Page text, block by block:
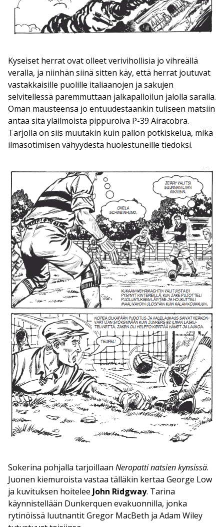
Kyseiset herrat ovat olleet verivihollisia jo vihreällä
veralla, ja niinhän siinä sitten käy, että herrat joutuvat
vastakkaisille puolille italiaanojen ja sakujen
selvitellessä paremmuttaan jalkapalloilun jalolla saralla.
Oman mausteensa jo entuudestaankin tuliseen matsiin
antaa sitä yläilmoista pippuroiva P-39 Airacobra.
Tarjolla on siis muutakin kuin pallon potkiskelua, mikä
ilmasotimisen vähyydestä huolestuneille tiedoksi.
Sokerina pohjalla tarjoillaan Neropatti natsien kynsissä.
Juonen kiemuroista vastaa tälläkin kertaa George Low
ja kuvituksen hoitelee John Ridgway. Tarina
käynnistellään Dunkerquen evakuonnilla, jonka
rytinöissä luutnantit Gregor MacBeth ja Adam Wiley